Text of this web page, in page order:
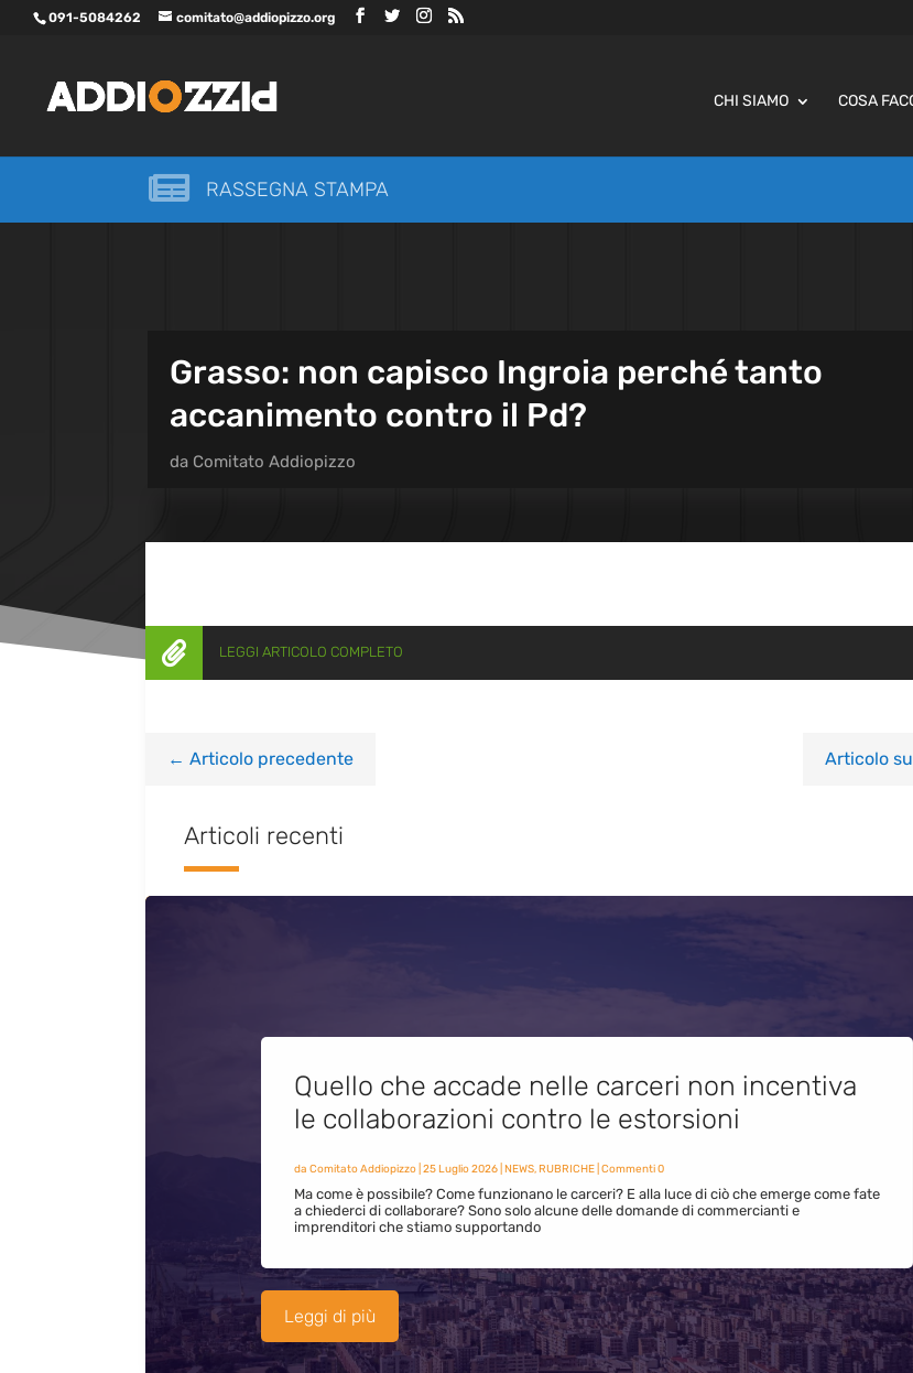
091-5084262 comitato@addiopizzo.org
CHI SIAMO COSA
 RASSEGNA STAMPA
Grasso: non capisco Ingroia perché tanto
accanimento contro il Pd?
da Comitato Addiopizzo
 LEGGI ARTICOLO COMPLETO
← Articolo precedente Articolo
Articoli recenti
Quello che accade nelle carceri non incentiva
le collaborazioni contro le estorsioni
da Comitato Addiopizzo| 25 Luglio 2026| NEWS,RUBRICHE| Commenti 0
Ma come è possibile? Come funzionano le carceri? E alla luce di ciò che emerge come fate
a chiederci di collaborare? Sono solo alcune delle domande di commercianti e
imprenditori che stiamo supportando
Leggi di più